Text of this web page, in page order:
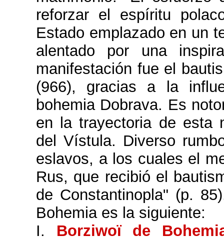
reforzar el espíritu
Estado emplazado en un
alentado por una
manifestación fue el
(966), gracias a la
bohemia Dobrava. Es
en la trayectoria de esta
del Vístula. Diverso
eslavos, a los cuales el
Rus, que recibió el
de Constantinopla" (p.
Bohemia es la siguiente:
I. Borziwoï de